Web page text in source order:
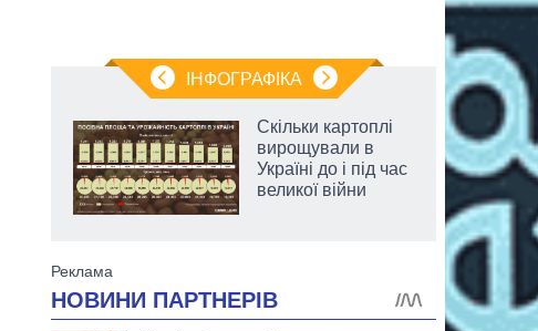
ІНФОГРАФІКА
Скільки картоплі
вирощували в
Україні до і під час
великої війни